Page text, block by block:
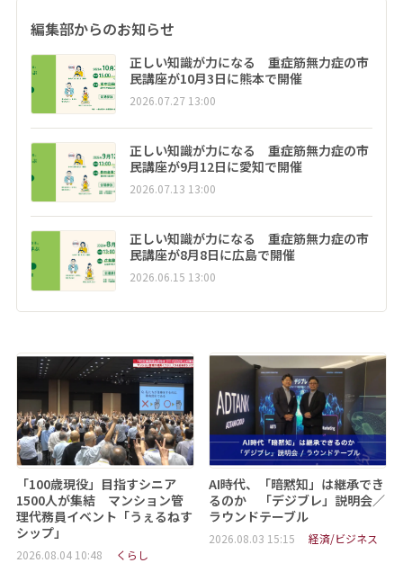
編集部からのお知らせ
正しい知識が力になる 重症筋無力症の市
民講座が10月3日に熊本で開催
2026.07.27 13:00
正しい知識が力になる 重症筋無力症の市
民講座が9月12日に愛知で開催
2026.07.13 13:00
正しい知識が力になる 重症筋無力症の市
民講座が8月8日に広島で開催
2026.06.15 13:00
「100歳現役」目指すシニア
1500人が集結 マンション管
理代務員イベント「うぇるねす
シップ」
2026.08.04 10:48 くらし
AI時代、「暗黙知」は継承でき
るのか 「デジブレ」説明会／
ラウンドテーブル
2026.08.03 15:15 経済/ビジネス